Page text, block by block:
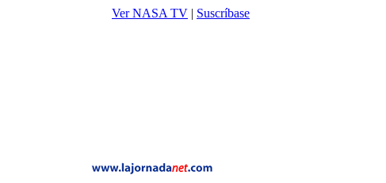
Ver NASA TV | Suscríbase